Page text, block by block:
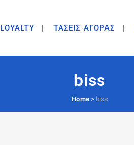
LOYALTY ΤΑΣΕΙΣ ΑΓΟΡΑΣ
biss
Home> biss